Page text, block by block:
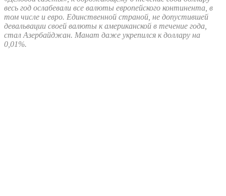
весь год ослабевали все валюты европейского континента, в
том числе и евро. Единственной страной, не допустившей
девальвации своей валюты к американской в течение года,
стал Азербайджан. Манат даже укрепился к доллару на
0,01%.